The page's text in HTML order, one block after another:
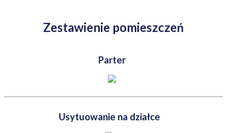
Zestawienie pomieszczeń
Parter
Usytuowanie na działce